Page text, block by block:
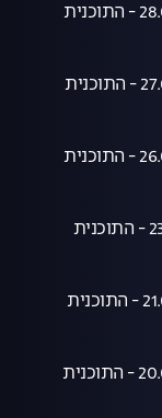
הצינור 28.07.2026 - התוכנית
הצינור 27.07.2026 - התוכנית
הצינור 26.07.2026 - התוכנית
הצינור 23.0.2026 - התוכנית
הצינור 21.07.2026 - התוכנית
הצינור 20.07.2026 - התוכנית